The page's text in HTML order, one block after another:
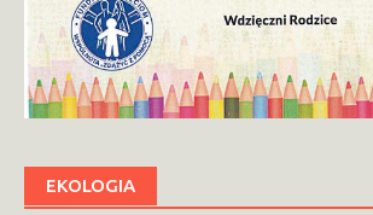
EKOLOGIA